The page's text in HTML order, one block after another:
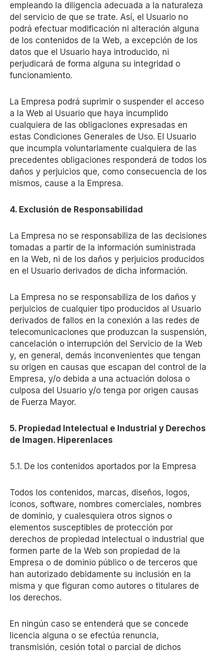
empleando la diligencia adecuada a la naturaleza
del servicio de que se trate. Así, el Usuario no
podrá efectuar modificación ni alteración alguna
de los contenidos de la Web, a excepción de los
datos que el Usuario haya introducido, ni
perjudicará de forma alguna su integridad o
funcionamiento.
La Empresa podrá suprimir o suspender el acceso
a la Web al Usuario que haya incumplido
cualquiera de las obligaciones expresadas en
estas Condiciones Generales de Uso. El Usuario
que incumpla voluntariamente cualquiera de las
precedentes obligaciones responderá de todos los
daños y perjuicios que, como consecuencia de los
mismos, cause a la Empresa.
4. Exclusión de Responsabilidad
La Empresa no se responsabiliza de las decisiones
tomadas a partir de la información suministrada
en la Web, ni de los daños y perjuicios producidos
en el Usuario derivados de dicha información.
La Empresa no se responsabiliza de los daños y
perjuicios de cualquier tipo producidos al Usuario
derivados de fallos en la conexión a las redes de
telecomunicaciones que produzcan la suspensión,
cancelación o interrupción del Servicio de la Web
y, en general, demás inconvenientes que tengan
su origen en causas que escapan del control de la
Empresa, y/o debida a una actuación dolosa o
culposa del Usuario y/o tenga por origen causas
de Fuerza Mayor.
5. Propiedad Intelectual e Industrial y Derechos
de Imagen. Hiperenlaces
5.1. De los contenidos aportados por la Empresa
Todos los contenidos, marcas, diseños, logos,
iconos, software, nombres comerciales, nombres
de dominio, y cualesquiera otros signos o
elementos susceptibles de protección por
derechos de propiedad intelectual o industrial que
formen parte de la Web son propiedad de la
Empresa o de dominio público o de terceros que
han autorizado debidamente su inclusión en la
misma y que figuran como autores o titulares de
los derechos.
En ningún caso se entenderá que se concede
licencia alguna o se efectúa renuncia,
transmisión, cesión total o parcial de dichos